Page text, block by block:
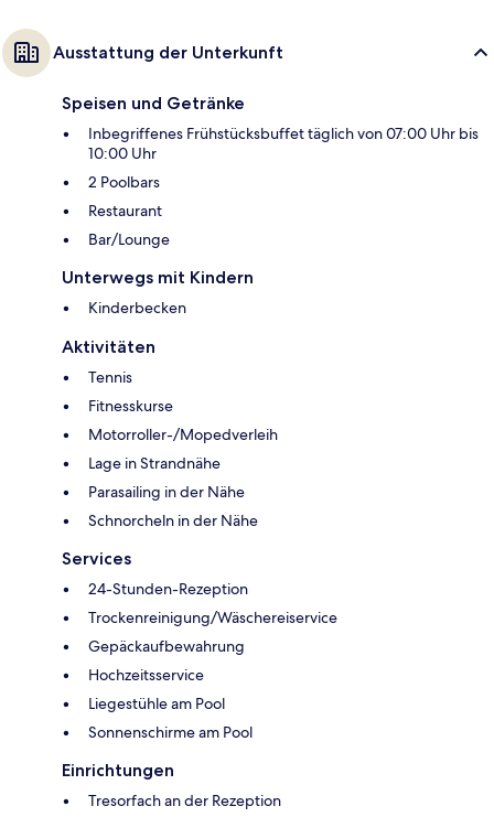
Ausstattung der Unterkunft
Speisen und Getränke
Inbegriffenes Frühstücksbuffet täglich von 07:00 Uhr bis
10:00 Uhr
2 Poolbars
Restaurant
Bar/Lounge
Unterwegs mit Kindern
Kinderbecken
Aktivitäten
Tennis
Fitnesskurse
Motorroller-/Mopedverleih
Lage in Strandnähe
Parasailing in der Nähe
Schnorcheln in der Nähe
Services
24-Stunden-Rezeption
Trockenreinigung/Wäschereiservice
Gepäckaufbewahrung
Hochzeitsservice
Liegestühle am Pool
Sonnenschirme am Pool
Einrichtungen
Tresorfach an der Rezeption